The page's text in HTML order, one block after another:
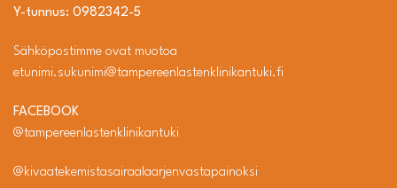
Y-tunnus: 0982342-5
Sähköpostimme ovat muotoa
etunimi.sukunimi@tampereenlastenklinikantuki.fi
FACEBOOK
@tampereenlastenklinikantuki
@kivaatekemistasairaalaarjenvastapainoksi